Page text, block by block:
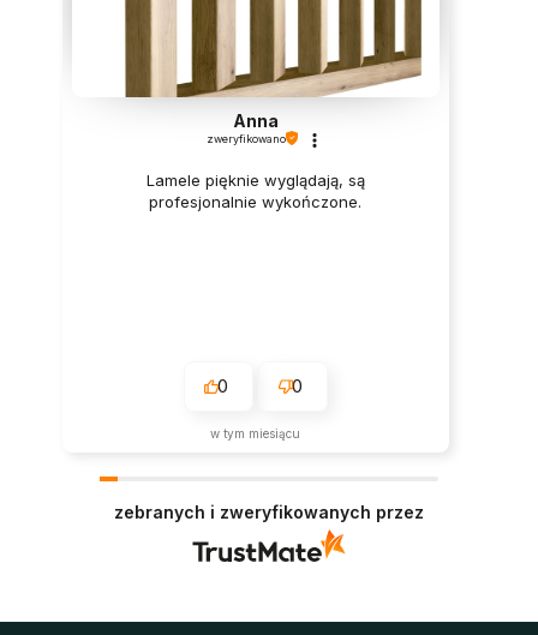
Anna
zweryfikowano
Lamele pięknie wyglądają, są
profesjonalnie wykończone.
0 0
w tym miesiącu
zebranych i zweryfikowanych przez